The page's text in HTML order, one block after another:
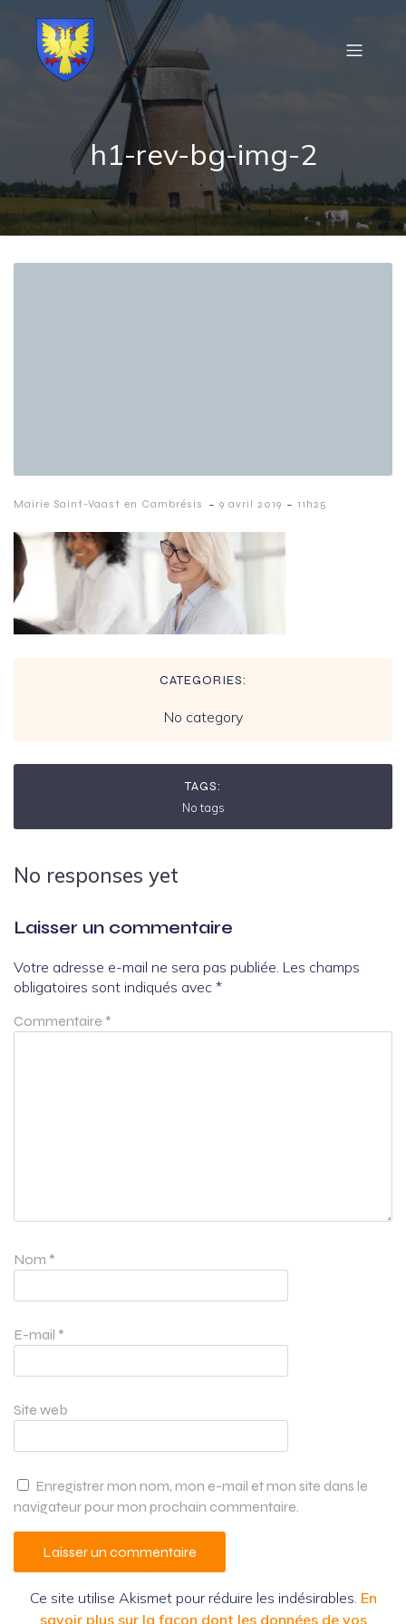
h1-rev-bg-img-2
Mairie Saint-Vaast en Cambrésis - 9 avril 2019 - 11h25
CATEGORIES:
No category
TAGS:
No tags
No responses yet
Laisser un commentaire
Votre adresse e-mail ne sera pas publiée. Les champs
obligatoires sont indiqués avec *
Commentaire *
Nom *
E-mail *
Site web
Enregistrer mon nom, mon e-mail et mon site dans le
navigateur pour mon prochain commentaire.
Ce site utilise Akismet pour réduire les indésirables. En
savoir plus sur la façon dont les données de vos